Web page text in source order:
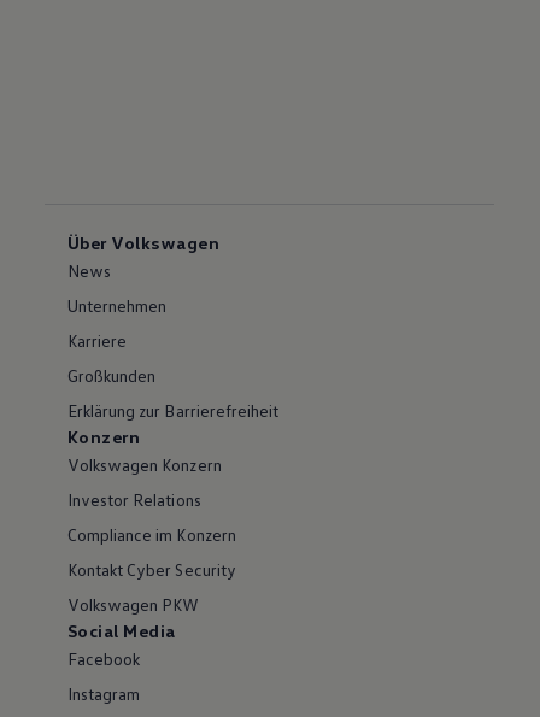
Über Volkswagen
News
Unternehmen
Karriere
Großkunden
Erklärung zur Barrierefreiheit
Konzern
Volkswagen Konzern
Investor Relations
Compliance im Konzern
Kontakt Cyber Security
Volkswagen PKW
Social Media
Facebook
Instagram